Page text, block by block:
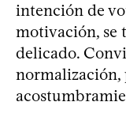
intención de
motivación, se
delicado.
normalización,